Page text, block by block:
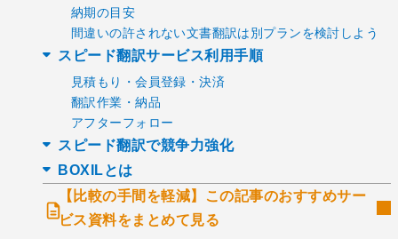
納期の目安
間違いの許されない文書翻訳は別プランを検討しよう
スピード翻訳サービス利用手順
見積もり・会員登録・決済
翻訳作業・納品
アフターフォロー
スピード翻訳で競争力強化
BOXILとは
【比較の手間を軽減】この記事のおすすめサー
ビス資料をまとめて見る